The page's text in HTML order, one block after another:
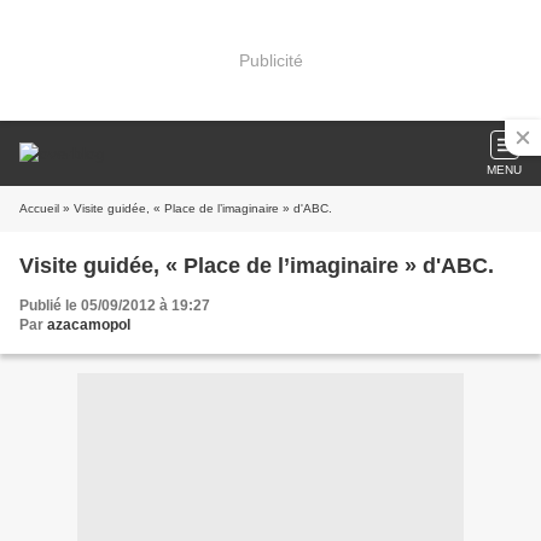
Publicité
MENU
Accueil » Visite guidée, « Place de l’imaginaire » d'ABC.
Visite guidée, « Place de l’imaginaire » d'ABC.
Publié le 05/09/2012 à 19:27
Par azacamopol